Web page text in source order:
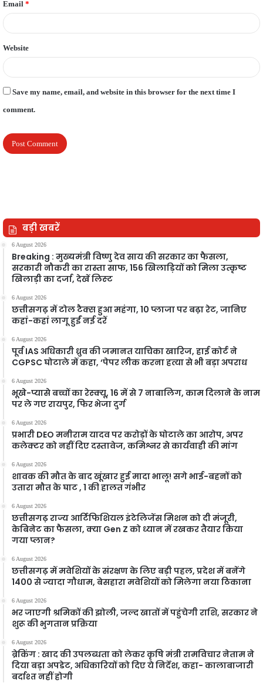
Email *
Website
Save my name, email, and website in this browser for the next time I
comment.
बड़ी खबरें
6 August 2026
Breaking : मुख्यमंत्री विष्णु देव साय की सरकार का फैसला,
सरकारी नौकरी का रास्ता साफ, 156 खिलाड़ियों को मिला उत्कृष्ट
खिलाड़ी का दर्जा, देखें लिस्‍ट
6 August 2026
छत्तीसगढ़ में टोल टैक्स हुआ महंगा, 10 प्लाजा पर बढ़ा रेट, जानिए
कहां-कहां लागू हुईं नई दरें
6 August 2026
पूर्व IAS अधिकारी ध्रुव की जमानत याचिका खारिज, हाई कोर्ट ने
CGPSC घोटाले में कहा, ‘पेपर लीक करना हत्या से भी बड़ा अपराध
6 August 2026
भूखे-प्यासे बच्चों का रेस्क्यू, 16 में से 7 नाबालिग, काम दिलाने के नाम
पर ले गए रायपुर, फिर भेजा दुर्ग
6 August 2026
प्रभारी DEO मनीराम यादव पर करोड़ों के घोटाले का आरोप, अपर
कलेक्टर को नहीं दिए दस्तावेज, कमिश्नर से कार्यवाही की मांग
6 August 2026
शावक की मौत के बाद खूंखार हुई मादा भालू! सगे भाई-बहनों को
उतारा मौत के घाट , 1 की हालत गंभीर
6 August 2026
छत्तीसगढ़ राज्य आर्टिफिशियल इंटेलिजेंस मिशन को दी मंजूरी,
केबिनेट का फैसला, क्या Gen Z को ध्यान में रखकर तैयार किया
गया प्लान?
6 August 2026
छत्तीसगढ़ में मवेशियों के संरक्षण के लिए बड़ी पहल, प्रदेश में बनेंगे
1400 से ज्यादा गौधाम, बेसहारा मवेशियों को मिलेगा नया ठिकाना
6 August 2026
भर जाएगी श्रमिकों की झोली, जल्द खातों में पहुंचेगी राशि, सरकार ने
शुरू की भुगतान प्रक्रिया
6 August 2026
ब्रेकिंग : खाद की उपलब्धता को लेकर कृषि मंत्री रामविचार नेताम ने
दिया बड़ा अपडेट, अधिकारियों को दिए ये निर्देश, कहा- कालाबाजारी
बर्दाश्त नहीं होगी